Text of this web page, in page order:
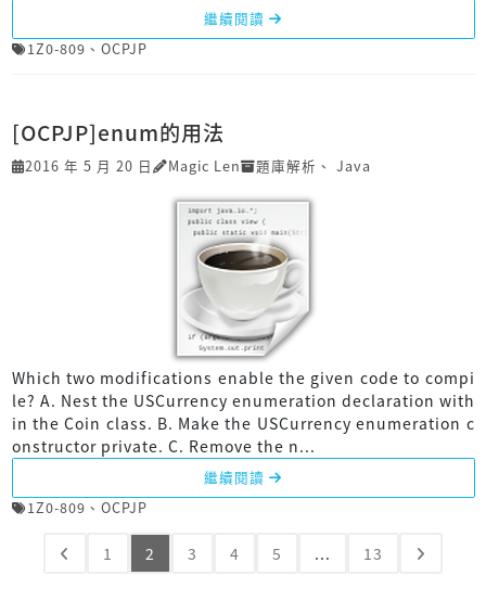
繼續閱讀
1Z0-809 、 OCPJP
[OCPJP]enum的用法
2016 年 5 月 20 日 Magic Len 題庫解析 、 Java
Which two modifications enable the given code to compi
le? A. Nest the USCurrency enumeration declaration with
in the Coin class. B. Make the USCurrency enumeration c
onstructor private. C. Remove the n...
繼續閱讀
1Z0-809 、 OCPJP
1 2 3 4 5 ... 13